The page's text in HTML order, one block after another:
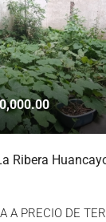
Ribera
A PRECIO DE